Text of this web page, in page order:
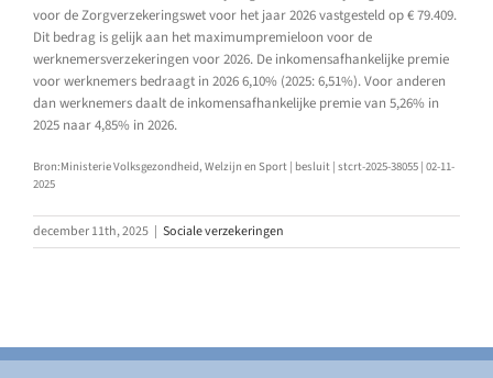
voor de Zorgverzekeringswet voor het jaar 2026 vastgesteld op € 79.409.
Dit bedrag is gelijk aan het maximumpremieloon voor de
werknemersverzekeringen voor 2026. De inkomensafhankelijke premie
voor werknemers bedraagt in 2026 6,10% (2025: 6,51%). Voor anderen
dan werknemers daalt de inkomensafhankelijke premie van 5,26% in
2025 naar 4,85% in 2026.
Bron:Ministerie Volksgezondheid, Welzijn en Sport | besluit | stcrt-2025-38055 | 02-11-
2025
december 11th, 2025 | Sociale verzekeringen